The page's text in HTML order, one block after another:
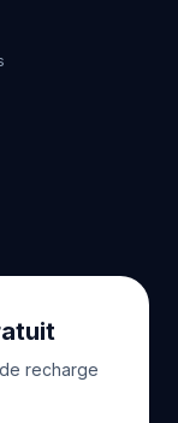
recharge